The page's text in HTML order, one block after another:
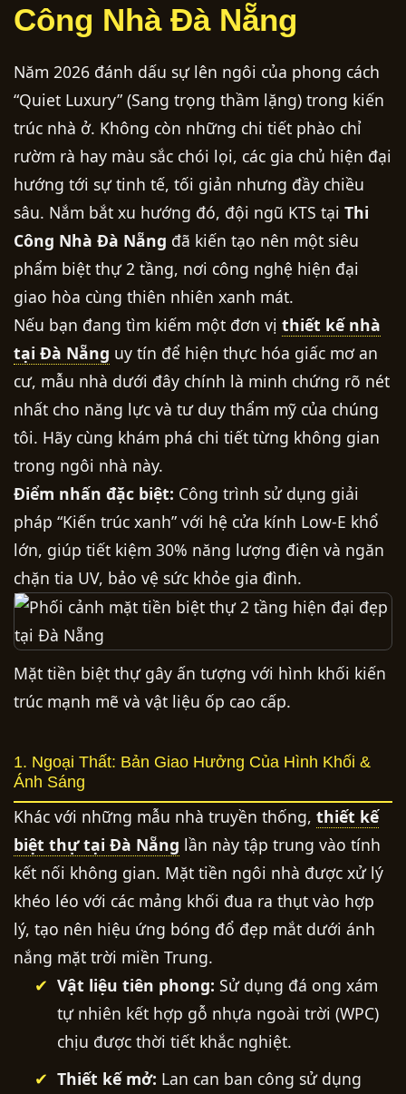
Công Nhà Đà Nẵng
Năm 2026 đánh dấu sự lên ngôi của phong cách
“Quiet Luxury” (Sang trọng thầm lặng) trong kiến
trúc nhà ở. Không còn những chi tiết phào chỉ
rườm rà hay màu sắc chói lọi, các gia chủ hiện đại
hướng tới sự tinh tế, tối giản nhưng đầy chiều
sâu. Nắm bắt xu hướng đó, đội ngũ KTS tại Thi
Công Nhà Đà Nẵng đã kiến tạo nên một siêu
phẩm biệt thự 2 tầng, nơi công nghệ hiện đại
giao hòa cùng thiên nhiên xanh mát.
Nếu bạn đang tìm kiếm một đơn vị thiết kế nhà
tại Đà Nẵng uy tín để hiện thực hóa giấc mơ an
cư, mẫu nhà dưới đây chính là minh chứng rõ nét
nhất cho năng lực và tư duy thẩm mỹ của chúng
tôi. Hãy cùng khám phá chi tiết từng không gian
trong ngôi nhà này.
Điểm nhấn đặc biệt: Công trình sử dụng giải
pháp “Kiến trúc xanh” với hệ cửa kính Low-E khổ
lớn, giúp tiết kiệm 30% năng lượng điện và ngăn
chặn tia UV, bảo vệ sức khỏe gia đình.
Mặt tiền biệt thự gây ấn tượng với hình khối kiến
trúc mạnh mẽ và vật liệu ốp cao cấp.
1. Ngoại Thất: Bản Giao Hưởng Của Hình Khối &
Ánh Sáng
Khác với những mẫu nhà truyền thống, thiết kế
biệt thự tại Đà Nẵng lần này tập trung vào tính
kết nối không gian. Mặt tiền ngôi nhà được xử lý
khéo léo với các mảng khối đua ra thụt vào hợp
lý, tạo nên hiệu ứng bóng đổ đẹp mắt dưới ánh
nắng mặt trời miền Trung.
Vật liệu tiên phong: Sử dụng đá ong xám
tự nhiên kết hợp gỗ nhựa ngoài trời (WPC)
chịu được thời tiết khắc nghiệt.
Thiết kế mở: Lan can ban công sử dụng